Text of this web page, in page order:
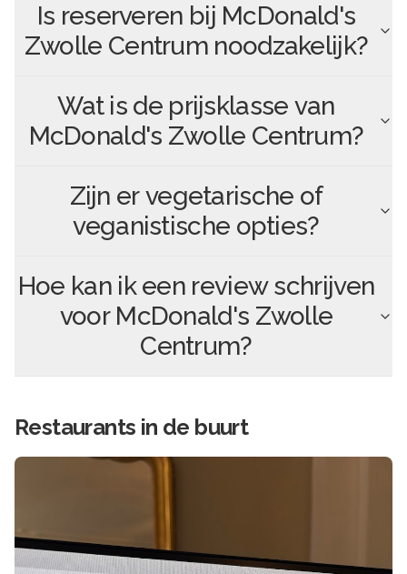
Is reserveren bij McDonald's
Zwolle Centrum noodzakelijk?
Wat is de prijsklasse van
McDonald's Zwolle Centrum?
Zijn er vegetarische of
veganistische opties?
Hoe kan ik een review schrijven
voor McDonald's Zwolle
Centrum?
Restaurants in de buurt